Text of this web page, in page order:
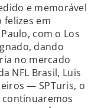
e memorável
felizes em
com o Los
dando
no mercado
NFL Brasil, Luis
— SPTuris, o